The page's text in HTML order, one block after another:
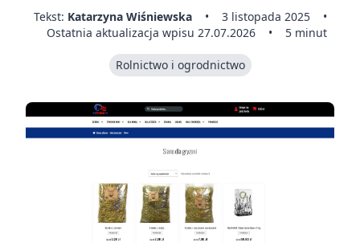
Tekst: Katarzyna Wiśniewska • 3 listopada 2025
•
Ostatnia aktualizacja wpisu 27.07.2026
• 5 minut
Rolnictwo i ogrodnictwo